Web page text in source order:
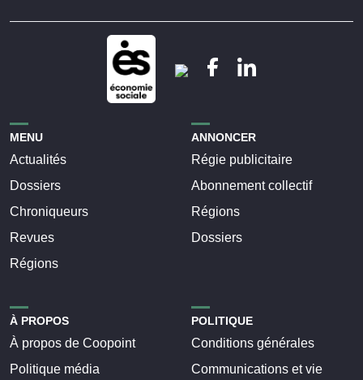
MENU
Actualités
Dossiers
Chroniqueurs
Revues
Régions
ANNONCER
Régie publicitaire
Abonnement collectif
Régions
Dossiers
À PROPOS
À propos de Coopoint
Politique média
POLITIQUE
Conditions générales
Communications et vie